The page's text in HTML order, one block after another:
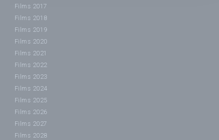
Films 2017
Films 2018
Films 2019
Films 2020
Films 2021
Films 2022
Films 2023
Films 2024
Films 2025
Films 2026
Films 2027
Films 2028